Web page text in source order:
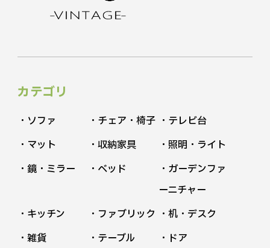
カテゴリ
・ソファ ・チェア・椅子 ・テレビ台
・マット
・収納家具
・照明・ライト
・鏡・ミラー
・ベッド
・ガーデンファ
ーニチャー
・キッチン
・ファブリック ・机・デスク
・雑貨
・テーブル
・ドア